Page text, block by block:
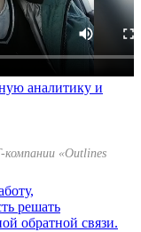
аналитику и
компании «Outlines
решать
обратной связи.